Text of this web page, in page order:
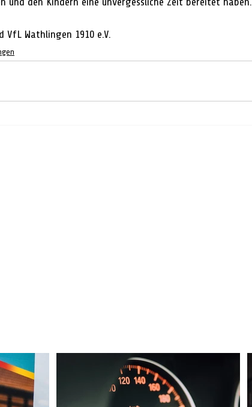
Wathlingen 1910 e.V.